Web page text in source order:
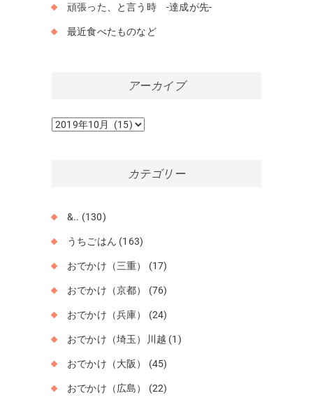
頑張った、と言う時 -達成が先-
最近食べたものなど
アーカイブ
ア
カテゴリー
&.. (130)
うちごはん (163)
おでかけ（三重） (17)
おでかけ（京都） (76)
おでかけ（兵庫） (24)
おでかけ（埼玉）川越 (1)
おでかけ（大阪） (45)
おでかけ（広島） (22)